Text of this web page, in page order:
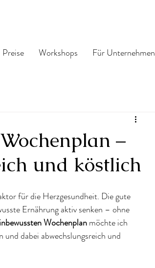
Preise Workshops Für Unternehmen
–
und köstlich
für die Herzgesundheit. Die gute
Ernährung aktiv senken – ohne
Wochenplan möchte ich
dabei abwechslungsreich und